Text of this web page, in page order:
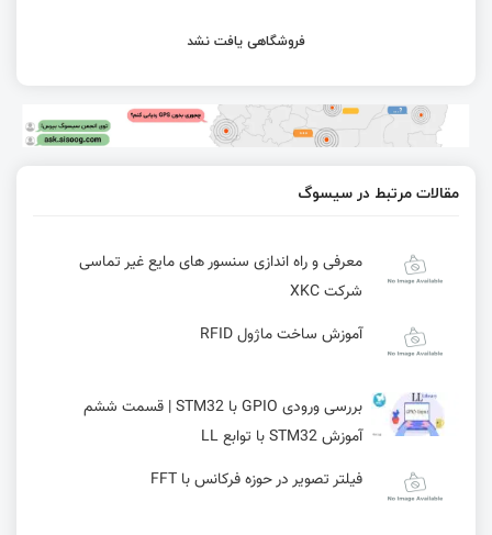
فروشگاهی یافت نشد
مقالات مرتبط در سیسوگ
معرفی و راه اندازی سنسور های مایع غیر تماسی
شرکت XKC
آموزش ساخت ماژول RFID
بررسی ورودی GPIO با STM32 | قسمت ششم
آموزش STM32 با توابع LL
فیلتر تصویر در حوزه فرکانس با FFT